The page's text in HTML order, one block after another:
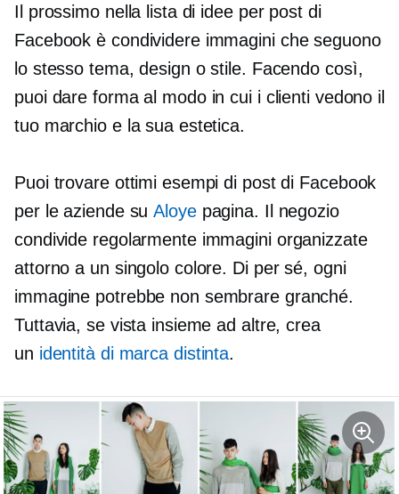
Il prossimo nella lista di idee per post di
Facebook è condividere immagini che seguono
lo stesso tema, design o stile. Facendo così,
puoi dare forma al modo in cui i clienti vedono il
tuo marchio e la sua estetica.
Puoi trovare ottimi esempi di post di Facebook
per le aziende suAloyepagina. Il negozio
condivide regolarmente immagini organizzate
attorno a un singolo colore. Di per sé, ogni
immagine potrebbe non sembrare granché.
Tuttavia, se vista insieme ad altre, crea
un identità di marca distinta.